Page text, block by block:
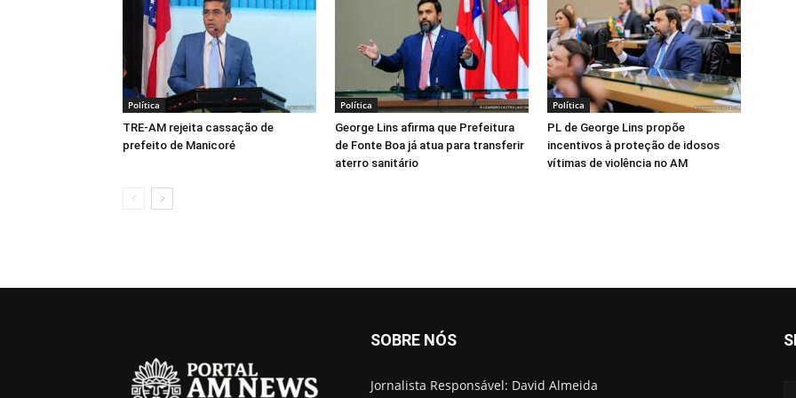
Política
TRE-AM rejeita cassação de
prefeito de Manicoré
Política
George Lins afirma que Prefeitura
de Fonte Boa já atua para transferir
aterro sanitário
Política
PL de George Lins propõe
incentivos à proteção de idosos
vítimas de violência no AM
SOBRE NÓS
Jornalista Responsável: David Almeida